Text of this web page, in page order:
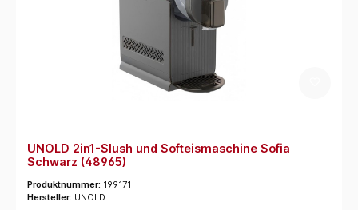
UNOLD 2in1-Slush und Softeismaschine Sofia
Schwarz (48965)
Produktnummer: 199171
Hersteller: UNOLD